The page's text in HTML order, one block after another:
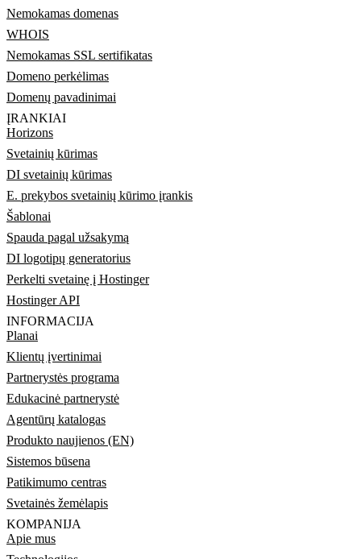
Nemokamas domenas
WHOIS
Nemokamas SSL sertifikatas
Domeno perkėlimas
Domenų pavadinimai
ĮRANKIAI
Horizons
Svetainių kūrimas
DI svetainių kūrimas
E. prekybos svetainių kūrimo įrankis
Šablonai
Spauda pagal užsakymą
DI logotipų generatorius
Perkelti svetainę į Hostinger
Hostinger API
INFORMACIJA
Planai
Klientų įvertinimai
Partnerystės programa
Edukacinė partnerystė
Agentūrų katalogas
Produkto naujienos (EN)
Sistemos būsena
Patikimumo centras
Svetainės žemėlapis
KOMPANIJA
Apie mus